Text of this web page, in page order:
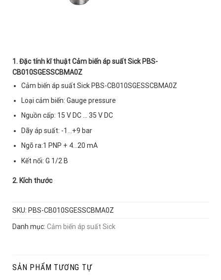
1. Đặc tính kĩ thuậtCảm biến áp suất Sick PBS-
CB010SGESSCBMA0Z
Cảm biến áp suất Sick PBS-CB010SGESSCBMA0Z
Loại cảm biến: Gauge pressure
Nguồn cấp: 15 V DC … 35 V DC
Dãy áp suất: -1…+9 bar
Ngõ ra:1 PNP + 4…20 mA
Kết nối: G 1/2 B
2. Kích thước
SKU: PBS-CB010SGESSCBMA0Z
Danh mục: Cảm biến áp suất Sick
SẢN PHẨM TƯƠNG TỰ